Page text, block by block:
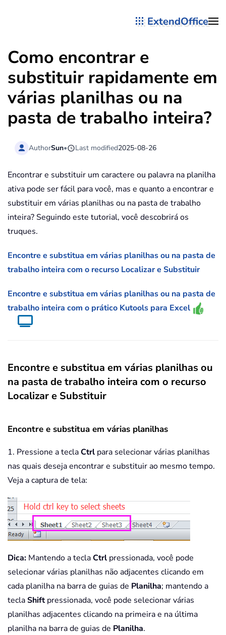
ExtendOffice
Como encontrar e
substituir rapidamente em
várias planilhas ou na
pasta de trabalho inteira?
AuthorSun• Last modified2025-08-26
Encontrar e substituir um caractere ou palavra na planilha
ativa pode ser fácil para você, mas e quanto a encontrar e
substituir em várias planilhas ou na pasta de trabalho
inteira? Seguindo este tutorial, você descobrirá os
truques.
Encontre e substitua em várias planilhas ou na pasta de
trabalho inteira com o recurso Localizar e Substituir
Encontre e substitua em várias planilhas ou na pasta de
trabalho inteira com o prático Kutools para Excel
Encontre e substitua em várias planilhas ou
na pasta de trabalho inteira com o recurso
Localizar e Substituir
Encontre e substitua em várias planilhas
1. Pressione a teclaCtrl para selecionar várias planilhas
nas quais deseja encontrar e substituir ao mesmo tempo.
Veja a captura de tela:
Dica: Mantendo a teclaCtrl pressionada, você pode
selecionar várias planilhas não adjacentes clicando em
cada planilha na barra de guias de Planilha; mantendo a
teclaShiftpressionada, você pode selecionar várias
planilhas adjacentes clicando na primeira e na última
planilha na barra de guias de Planilha.